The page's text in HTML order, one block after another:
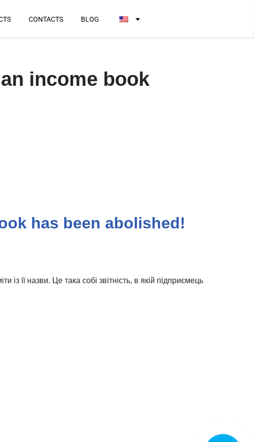
CONTACTS BLOG
income book
has been abolished!
її назви. Це така собі звітність, в якій підприємець